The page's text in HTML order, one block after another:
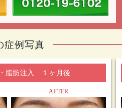
症例写真
脂肪注入 １ヶ月後
AFTER